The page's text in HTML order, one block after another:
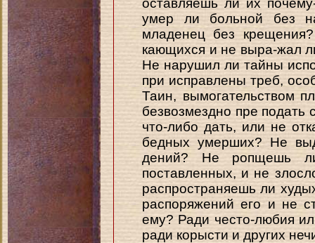
оставляешь ли их
умер ли больной без
младенец без
кающихся и не выра-жал
Не нарушил ли тайны
при исправлены треб,
Таин, вымогательством
безвозмездно пре
что-либо дать, или не
бедных умерших? Не
дений? Не ропщешь
поставленных, и не
распространяешь ли
распоряжений его и не
ему? Ради често-любия
ради корысти и других